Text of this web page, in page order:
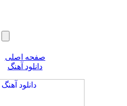
صفحه اصلی
دانلود آهنگ